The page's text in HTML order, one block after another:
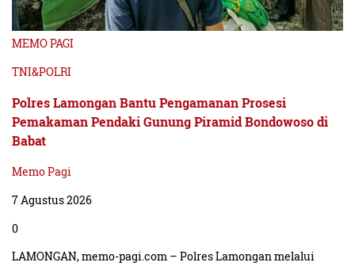
MEMO PAGI
TNI&POLRI
Polres Lamongan Bantu Pengamanan Prosesi
Pemakaman Pendaki Gunung Piramid Bondowoso di
Babat
Memo Pagi
7 Agustus 2026
0
LAMONGAN, memo-pagi.com – Polres Lamongan melalui